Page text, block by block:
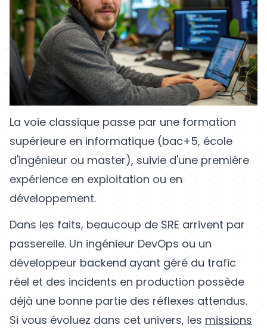
La voie classique passe par une formation
supérieure en informatique (bac+5, école
d'ingénieur ou master), suivie d'une première
expérience en exploitation ou en
développement.
Dans les faits, beaucoup de SRE arrivent par
passerelle. Un ingénieur DevOps ou un
développeur backend ayant géré du trafic
réel et des incidents en production possède
déjà une bonne partie des réflexes attendus.
Si vous évoluez dans cet univers, les missions